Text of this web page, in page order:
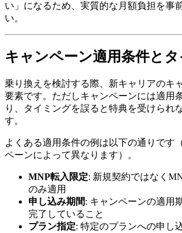
い」になるため、実質的な月額負担を事
い。
キャンペーン適用条件と
乗り換えを検討する際、新キャリアのキ
要素です。ただしキャンペーンには適用
り、タイミングを誤ると特典を受けられ
す。
よくある適用条件の例は以下の通りです
ペーンによって異なります）。
MNP転入限定: 新規契約ではなく
のみ適用
申し込み期間: キャンペーンの適用
完了していること
プラン指定: 特定のプランへの申し